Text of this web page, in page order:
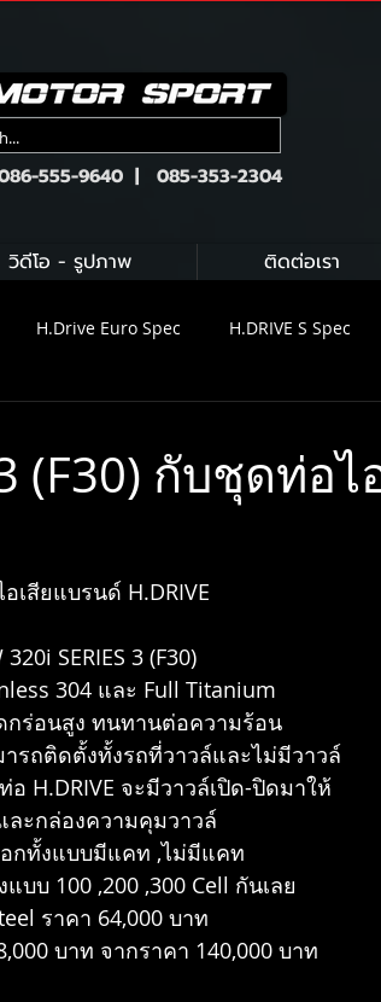
555-9640 | 085-353-2304
วิดีโอ - รูปภาพ ติดต่อเรา
H.Drive Euro Spec H.DRIVE S Spec
KIT
(F30) กับชุดท่อไ
เสียแบรนด์ H.DRIVE
SERIES 3 (F30)
304 และ Full Titanium
ร่อนสูง ทนทานต่อความร้อน
รถติดตั้งทั้งรถที่วาวล์และไม่มีวาวล์
H.DRIVE จะมีวาวล์เปิด-ปิดมาให้
ะกล่องความคุมวาวล์
กทั้งแบบมีแคท ,ไม่มีแคท
บ 100 ,200 ,300 Cell กันเลย
ราคา 64,000 บาท
บาท จากราคา 140,000 บาท